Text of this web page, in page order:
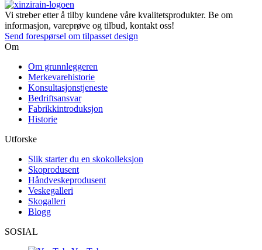
Vi streber etter å tilby kundene våre kvalitetsprodukter. Be om
informasjon, vareprøve og tilbud, kontakt oss!
Send forespørsel om tilpasset design
Om
Om grunnleggeren
Merkevarehistorie
Konsultasjonstjeneste
Bedriftsansvar
Fabrikkintroduksjon
Historie
Utforske
Slik starter du en skokolleksjon
Skoprodusent
Håndveskeprodusent
Veskegalleri
Skogalleri
Blogg
SOSIAL